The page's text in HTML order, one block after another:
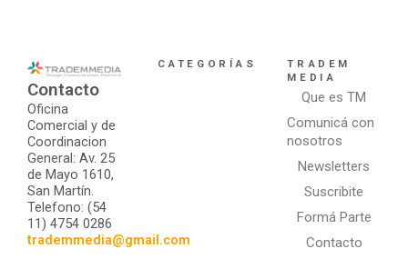
Contacto
Oficina
Comercial y de
Coordinacion
General: Av. 25
de Mayo 1610,
San Martín.
Telefono: (54
11) 4754 0286
trademmedia@gmail.com
CATEGORÍAS
TRADEM
MEDIA
Que es TM
Comunicá con
nosotros
Newsletters
Suscribite
Formá Parte
Contacto